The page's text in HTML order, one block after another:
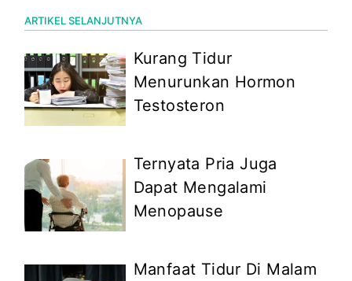
ARTIKEL SELANJUTNYA
Kurang Tidur
Menurunkan Hormon
Testosteron
Ternyata Pria Juga
Dapat Mengalami
Menopause
Manfaat Tidur Di Malam